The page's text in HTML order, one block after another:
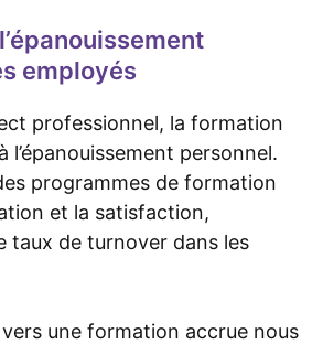
employés
professionnel, la formation
l’épanouissement personnel.
programmes de formation
et la satisfaction,
taux de turnover dans les
une formation accrue nous